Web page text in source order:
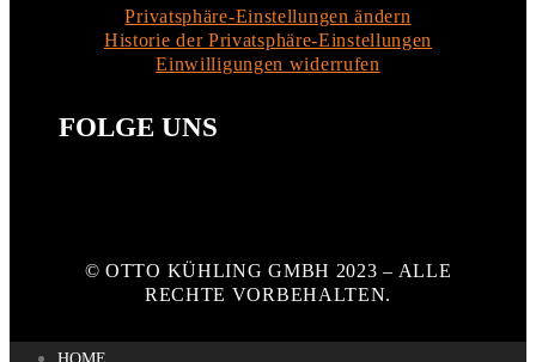
Privatsphäre-Einstellungen ändern
Historie der Privatsphäre-Einstellungen
Einwilligungen widerrufen
FOLGE UNS
© OTTO KÜHLING GMBH 2023 – ALLE
RECHTE VORBEHALTEN.